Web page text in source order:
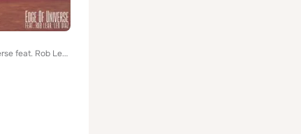
Edge of Universe feat. Rob Lear, Leo Diaz